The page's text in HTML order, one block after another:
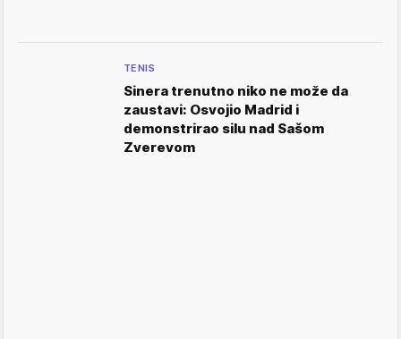
TENIS
Sinera trenutno niko ne može da
zaustavi: Osvojio Madrid i
demonstrirao silu nad Sašom
Zverevom